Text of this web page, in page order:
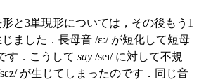
と3単現形については，その後もう1
ました．長母音 /ɛː/ が短化して短母
す．こうして say /seɪ/ に対して不規
が生じてしまったのです．同じ音